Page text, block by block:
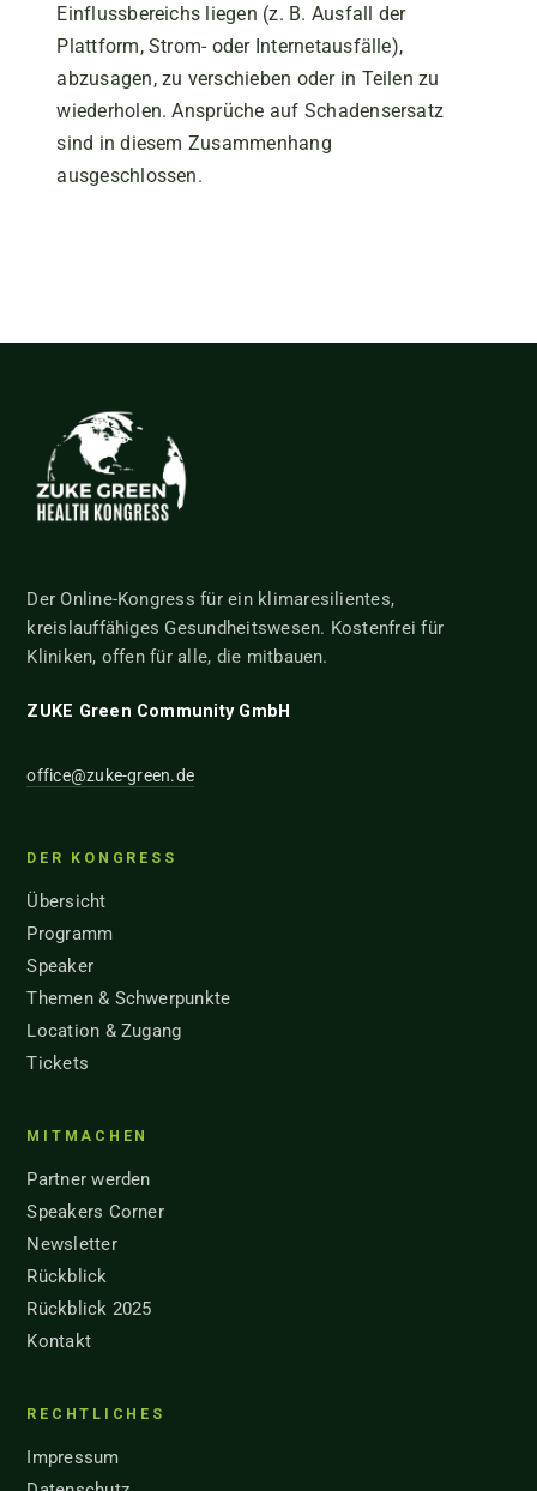
Einflussbereichs liegen (z. B. Ausfall der
Plattform, Strom- oder Internetausfälle),
abzusagen, zu verschieben oder in Teilen zu
wiederholen. Ansprüche auf Schadensersatz
sind in diesem Zusammenhang
ausgeschlossen.
Der Online-Kongress für ein klimaresilientes,
kreislauffähiges Gesundheitswesen. Kostenfrei für
Kliniken, offen für alle, die mitbauen.
ZUKE Green Community GmbH
office@zuke-green.de
DER KONGRESS
Übersicht
Programm
Speaker
Themen & Schwerpunkte
Location & Zugang
Tickets
MITMACHEN
Partner werden
Speakers Corner
Newsletter
Rückblick
Rückblick 2025
Kontakt
RECHTLICHES
Impressum